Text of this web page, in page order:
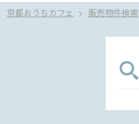
京都おうちカフェ 販売物件検索